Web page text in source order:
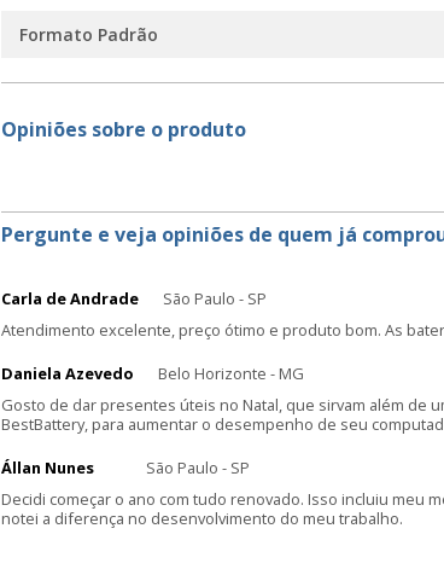
Formato Padrão
Opiniões sobre o produto
Pergunte e veja opiniões de quem já
Carla de Andrade
São Paulo - SP
Atendimento excelente, preço ótimo e produto bom. As
Daniela Azevedo
Belo Horizonte - MG
Gosto de dar presentes úteis no Natal, que sirvam além de
BestBattery, para aumentar o desempenho de seu
Állan Nunes
São Paulo - SP
Decidi começar o ano com tudo renovado. Isso incluiu meu
notei a diferença no desenvolvimento do meu trabalho.